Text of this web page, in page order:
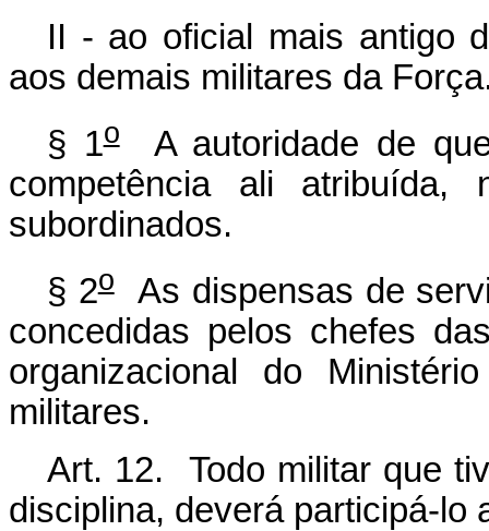
II - ao oficial mais antigo
aos demais militares da
§ 1oA autoridade de
competência ali
subordinados.
§ 2oAs dispensas de
concedidas pelos chefes
organizacional do
militares.
Art. 12. Todo militar que
disciplina, deverá participá-lo